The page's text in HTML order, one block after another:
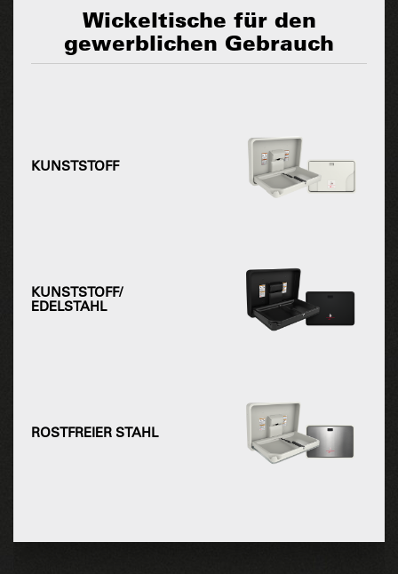
Wickeltische für den
gewerblichen Gebrauch
KUNSTSTOFF
KUNSTSTOFF/
EDELSTAHL
ROSTFREIER STAHL